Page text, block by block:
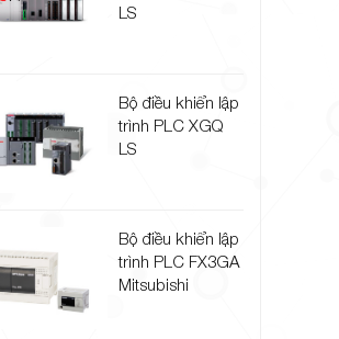
LS
Bộ điều khiển lập
trình PLC XGQ
LS
Bộ điều khiển lập
trình PLC FX3GA
Mitsubishi